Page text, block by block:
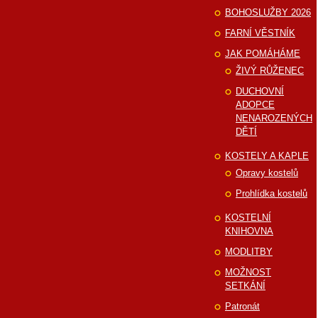
BOHOSLUŽBY 2026
FARNÍ VĚSTNÍK
JAK POMÁHÁME
ŽIVÝ RŮŽENEC
DUCHOVNÍ
ADOPCE
NENAROZENÝCH
DĚTÍ
KOSTELY A KAPLE
Opravy kostelů
Prohlídka kostelů
KOSTELNÍ
KNIHOVNA
MODLITBY
MOŽNOST
SETKÁNÍ
Patronát